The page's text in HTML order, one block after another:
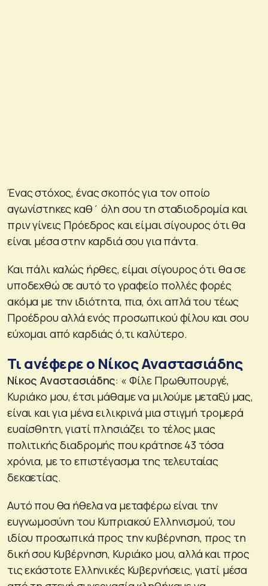
Ένας στόχος, ένας σκοπός για τον οποίο
αγωνίστηκες καθ΄ όλη σου τη σταδιοδρομία και
πριν γίνεις Πρόεδρος και είμαι σίγουρος ότι θα
είναι μέσα στην καρδιά σου για πάντα.
Και πάλι καλώς ήρθες, είμαι σίγουρος ότι θα σε
υποδεχθώ σε αυτό το γραφείο πολλές φορές
ακόμα με την ιδιότητα, πια, όχι απλά του τέως
Προέδρου αλλά ενός προσωπικού φίλου και σου
εύχομαι από καρδιάς ό,τι καλύτερο.
Τι ανέφερε ο Νίκος Αναστασιάδης
Νίκος Αναστασιάδης: « Φίλε Πρωθυπουργέ,
Κυριάκο μου, έτσι μάθαμε να μιλούμε μεταξύ μας,
είναι και για μένα ειλικρινά μια στιγμή τρομερά
ευαίσθητη, γιατί πλησιάζει το τέλος μιας
πολιτικής διαδρομής που κράτησε 43 τόσα
χρόνια, με το επιστέγασμα της τελευταίας
δεκαετίας.
Αυτό που θα ήθελα να μεταφέρω είναι την
ευγνωμοσύνη του Κυπριακού Ελληνισμού, του
ιδίου προσωπικά προς την κυβέρνηση, προς τη
δική σου Κυβέρνηση, Κυριάκο μου, αλλά και προς
τις εκάστοτε Ελληνικές Κυβερνήσεις, γιατί μέσα